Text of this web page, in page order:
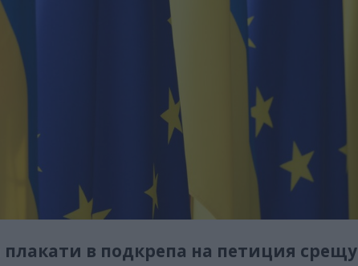
в подкрепа на петиция